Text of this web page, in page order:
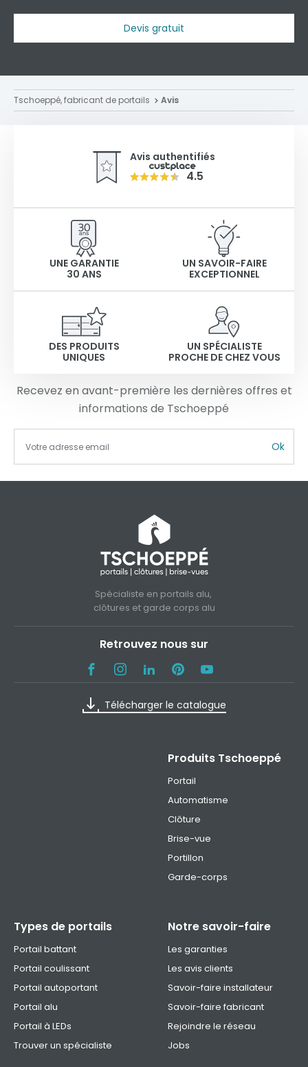
Devis gratuit
Tschoeppé, fabricant de portails Avis
Avis authentifiés
4.5
UNE GARANTIE
30 ANS
UN SAVOIR-FAIRE
EXCEPTIONNEL
DES PRODUITS
UNIQUES
UN SPÉCIALISTE
PROCHE DE CHEZ VOUS
Recevez en avant-première les dernières offres et
informations de Tschoeppé
Ok
Spécialiste en portails alu,
clôtures et garde corps alu
Retrouvez nous sur
Télécharger le catalogue
Produits Tschoeppé
Portail
Automatisme
Clôture
Brise-vue
Portillon
Garde-corps
Types de portails
Portail battant
Portail coulissant
Portail autoportant
Portail alu
Portail à LEDs
Trouver un spécialiste
Notre savoir-faire
Les garanties
Les avis clients
Savoir-faire installateur
Savoir-faire fabricant
Rejoindre le réseau
Jobs